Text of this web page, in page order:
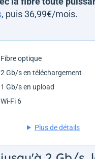
, puis 36,99€/mois.
Fibre optique
2 Gb/s en téléchargement
1 Gb/s en upload
Wi-Fi 6
Plus de détails